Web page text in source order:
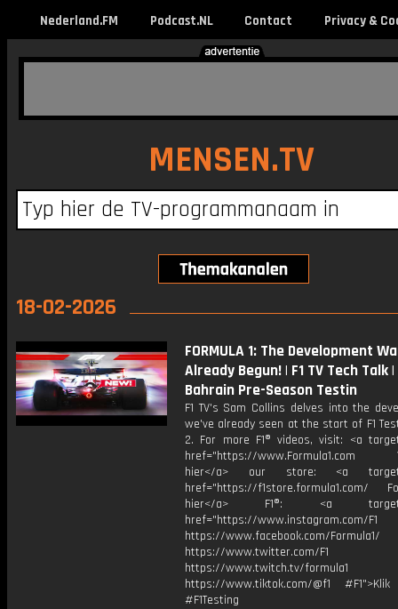
Nederland.FM Podcast.NL Contact Privacy &
MENSEN.TV
18-02-2026
FORMULA 1: The Development
Already Begun! | F1 TV Tech Talk
Bahrain Pre-Season Testin
F1 TV's Sam Collins delves into the
we've already seen at the start of F1
2. For more F1® videos, visit: <a
href="https://www.Formula1.com
hier</a> our store: <a
href="https://f1store.formula1.com/
hier</a> F1®: <a
href="https://www.instagram.com/F1
https://www.facebook.com/Formula1/
https://www.twitter.com/F1
https://www.twitch.tv/formula1
https://www.tiktok.com/@f1
#F1Testing